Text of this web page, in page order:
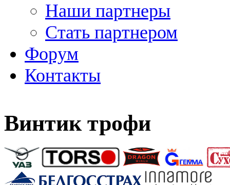
Наши партнеры
Стать партнером
Форум
Контакты
Винтик трофи